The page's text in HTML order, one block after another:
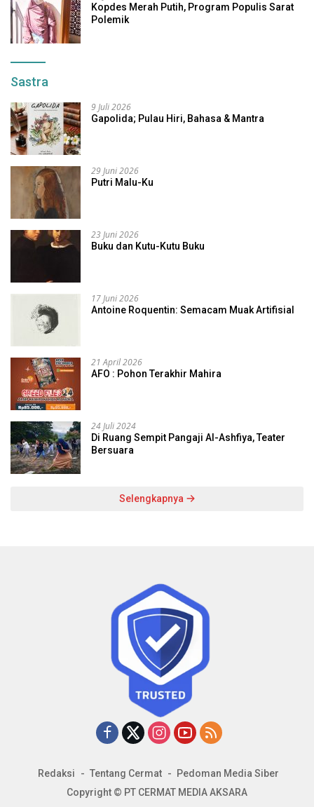
Kopdes Merah Putih, Program Populis Sarat
Polemik
Sastra
9 Juli 2026
Gapolida; Pulau Hiri, Bahasa & Mantra
29 Juni 2026
Putri Malu-Ku
23 Juni 2026
Buku dan Kutu-Kutu Buku
17 Juni 2026
Antoine Roquentin: Semacam Muak Artifisial
21 April 2026
AFO : Pohon Terakhir Mahira
24 Juli 2024
Di Ruang Sempit Pangaji Al-Ashfiya, Teater
Bersuara
Selengkapnya
Redaksi Tentang Cermat
Pedoman Media Siber
Copyright © PT CERMAT MEDIA AKSARA